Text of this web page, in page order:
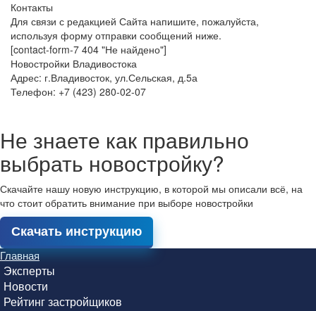
Контакты
Для связи с редакцией Сайта напишите, пожалуйста,
используя форму отправки сообщений ниже.
[contact-form-7 404 "Не найдено"]
Новостройки Владивостока
Адрес: г.Владивосток, ул.Сельская, д.5а
Телефон: +7 (423) 280-02-07
Не знаете как правильно
выбрать новостройку?
Скачайте нашу новую инструкцию, в которой мы описали всё, на
что стоит обратить внимание при выборе новостройки
Скачать инструкцию
Главная
Эксперты
Новости
Рейтинг застройщиков